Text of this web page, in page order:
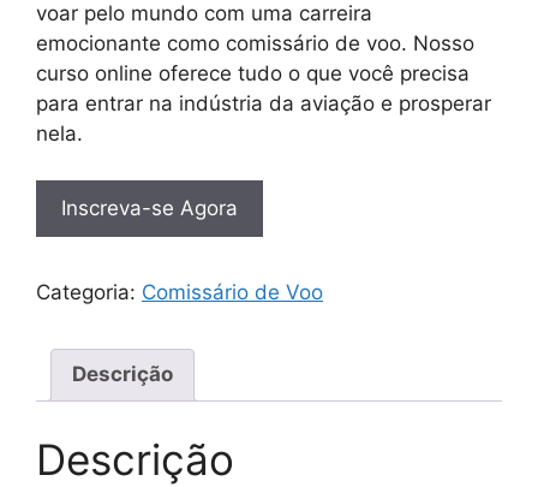
voar pelo mundo com uma carreira
emocionante como comissário de voo. Nosso
curso online oferece tudo o que você precisa
para entrar na indústria da aviação e prosperar
nela.
Inscreva-se Agora
Categoria: Comissário de Voo
Descrição
Descrição